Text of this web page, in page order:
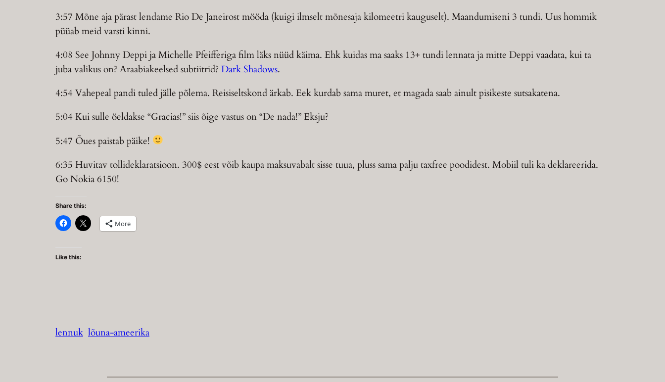
3:57 Mõne aja pärast lendame Rio De Janeirost mööda (kuigi ilmselt mõnesaja kilomeetri kauguselt). Maandumiseni 3 tundi. Uus hommik
püüab meid varsti kinni.
4:08 See Johnny Deppi ja Michelle Pfeifferiga film läks nüüd käima. Ehk kuidas ma saaks 13+ tundi lennata ja mitte Deppi vaadata, kui ta
juba valikus on? Araabiakeelsed subtiitrid? Dark Shadows.
4:54 Vahepeal pandi tuled jälle põlema. Reisiseltskond ärkab. Eek kurdab sama muret, et magada saab ainult pisikeste sutsakatena.
5:04 Kui sulle öeldakse “Gracias!” siis õige vastus on “De nada!” Eksju?
5:47 Õues paistab päike!
6:35 Huvitav tollideklaratsioon. 300$ eest võib kaupa maksuvabalt sisse tuua, pluss sama palju taxfree poodidest. Mobiil tuli ka deklareerida.
Go Nokia 6150!
Share this:
More
Like this:
lennuk lõuna-ameerika